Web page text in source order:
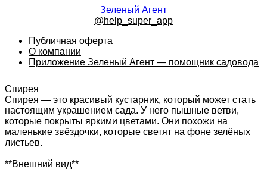
Зеленый Агент
@help_super_app
Публичная оферта
О компании
Приложение Зеленый Агент — помощник садовода
Спирея
Спирея — это красивый кустарник, который может стать
настоящим украшением сада. У него пышные ветви,
которые покрыты яркими цветами. Они похожи на
маленькие звёздочки, которые светят на фоне зелёных
листьев.
**Внешний вид**